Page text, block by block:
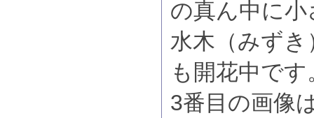
の真ん中に
水木（みず
も開花中です
3番目の画像